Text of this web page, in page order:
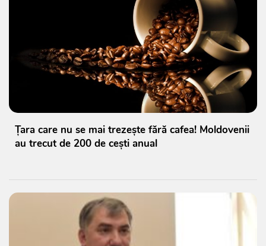
Țara care nu se mai trezește fără cafea! Moldovenii
au trecut de 200 de cești anual